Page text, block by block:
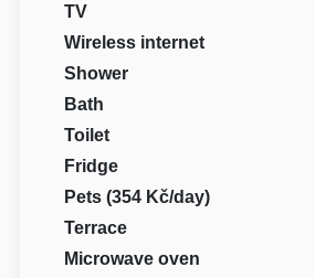
TV
Wireless internet
Shower
Bath
Toilet
Fridge
Pets (354 Kč/day)
Terrace
Microwave oven